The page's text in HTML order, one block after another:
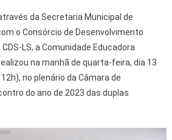
da Secretaria Municipal de
o Consórcio de Desenvolvimento
LS, a Comunidade Educadora
na manhã de quarta-feira, dia 13
no plenário da Câmara de
do ano de 2023 das duplas